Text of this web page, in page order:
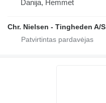
Danija, Hemmet
Chr. Nielsen - Tingheden A/S